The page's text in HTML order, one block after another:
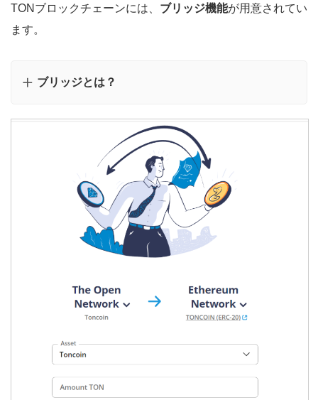
TONブロックチェーンには、 ブリッジ機能が用意されてい
ます。
ブリッジとは？